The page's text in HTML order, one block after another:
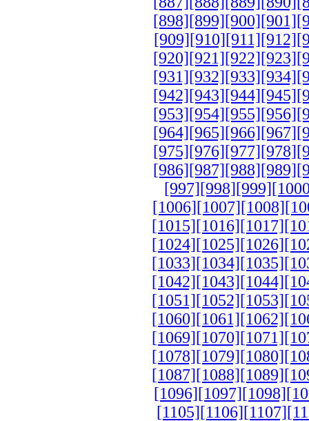
[898][899][900][901]
[909][910][911][912]
[920][921][922][923]
[931][932][933][934]
[942][943][944][945]
[953][954][955][956]
[964][965][966][967]
[975][976][977][978]
[986][987][988][989]
[997][998][999]
[1006][1007][1008]
[1015][1016][1017]
[1024][1025][1026]
[1033][1034][1035]
[1042][1043][1044]
[1051][1052][1053]
[1060][1061][1062]
[1069][1070][1071]
[1078][1079][1080]
[1087][1088][1089]
[1096][1097][1098]
[1105][1106][1107]